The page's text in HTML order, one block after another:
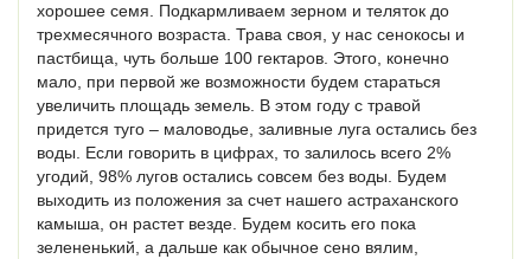
хорошее семя. Подкармливаем зерном и теляток до
трехмесячного возраста. Трава своя, у нас сенокосы и
пастбища, чуть больше 100 гектаров. Этого, конечно
мало, при первой же возможности будем стараться
увеличить площадь земель. В этом году с травой
придется туго – маловодье, заливные луга остались без
воды. Если говорить в цифрах, то залилось всего 2%
угодий, 98% лугов остались совсем без воды. Будем
выходить из положения за счет нашего астраханского
камыша, он растет везде. Будем косить его пока
зелененький, а дальше как обычное сено вялим,